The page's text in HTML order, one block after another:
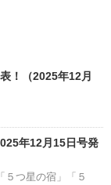
！（2025年12月
年12月15日号発
５つ星の宿」「５